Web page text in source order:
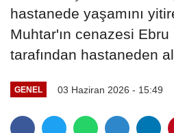
hastanede yaşamını
Muhtar'ın cenazesi
tarafından hastaneden
GENEL 03 Haziran 2026 - 15:49